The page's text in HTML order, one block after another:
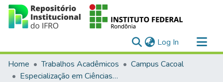
Log In (current)
Communities & Collections
All of DSpace
Home Trabalhos Acadêmicos
Campus Cacoal
Especialização em Ciências da Natureza, Matemática e suas Tecnologias